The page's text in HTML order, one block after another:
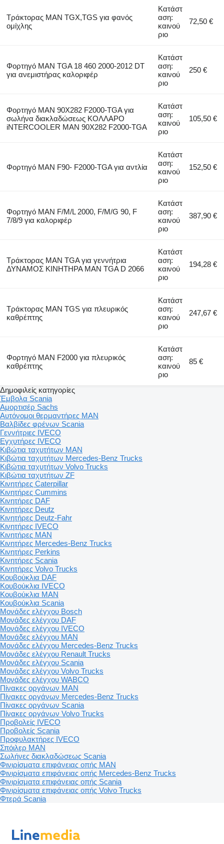
Τράκτορας MAN TGX,TGS για φανός
ομίχλης
Κατάστ
αση:
καινού
ριο
72,50 €
Φορτηγό MAN TGA 18 460 2000-2012 DT
για ανεμιστήρας καλοριφέρ
Κατάστ
αση:
καινού
ριο
250 €
Φορτηγό MAN 90X282 F2000-TGA για
σωλήνα διακλαδώσεως ΚΟΛΛΑΡΟ
iNTERCOOLER MAN 90X282 F2000-TGA
Κατάστ
αση:
καινού
ριο
105,50 €
Φορτηγό MAN F90- F2000-TGA για αντλία
Κατάστ
αση:
καινού
ριο
152,50 €
Φορτηγό MAN F/M/L 2000, F/M/G 90, F
7/8/9 για καλοριφέρ
Κατάστ
αση:
καινού
ριο
387,90 €
Τράκτορας MAN TGA για γεννήτρια
ΔΥΝΑΜΟΣ ΚΙΝΗΤΗΡΑ ΜΑΝ TGA D 2066
Κατάστ
αση:
καινού
ριο
194,28 €
Τράκτορας MAN TGS για πλευρικός
καθρέπτης
Κατάστ
αση:
καινού
ριο
247,67 €
Φορτηγό MAN F2000 για πλευρικός
καθρέπτης
Κατάστ
αση:
καινού
ριο
85 €
Δημοφιλείς κατηγορίες
Έμβολα Scania
Αμορτισέρ Sachs
Αυτόνομοι θερμαντήρες MAN
Βαλβίδες φρένων Scania
Γεννήτριες IVECO
Εγχυτήρες IVECO
Κιβώτια ταχυτήτων MAN
Κιβώτια ταχυτήτων Mercedes-Benz Trucks
Κιβώτια ταχυτήτων Volvo Trucks
Κιβώτια ταχυτήτων ZF
Κινητήρες Caterpillar
Κινητήρες Cummins
Κινητήρες DAF
Κινητήρες Deutz
Κινητήρες Deutz-Fahr
Κινητήρες IVECO
Κινητήρες MAN
Κινητήρες Mercedes-Benz Trucks
Κινητήρες Perkins
Κινητήρες Scania
Κινητήρες Volvo Trucks
Κουβούκλια DAF
Κουβούκλια IVECO
Κουβούκλια MAN
Κουβούκλια Scania
Μονάδες ελέγχου Bosch
Μονάδες ελέγχου DAF
Μονάδες ελέγχου IVECO
Μονάδες ελέγχου MAN
Μονάδες ελέγχου Mercedes-Benz Trucks
Μονάδες ελέγχου Renault Trucks
Μονάδες ελέγχου Scania
Μονάδες ελέγχου Volvo Trucks
Μονάδες ελέγχου WABCO
Πίνακες οργάνων MAN
Πίνακες οργάνων Mercedes-Benz Trucks
Πίνακες οργάνων Scania
Πίνακες οργάνων Volvo Trucks
Προβολείς IVECO
Προβολείς Scania
Προφυλακτήρες IVECO
Σπόιλερ MAN
Σωλήνες διακλαδώσεως Scania
Φινιρίσματα επιφάνειας οπής MAN
Φινιρίσματα επιφάνειας οπής Mercedes-Benz Trucks
Φινιρίσματα επιφάνειας οπής Scania
Φινιρίσματα επιφάνειας οπής Volvo Trucks
Φτερά Scania